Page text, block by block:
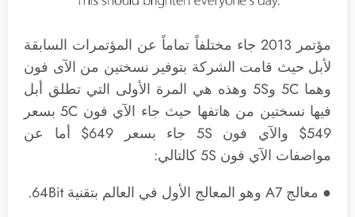
مؤتمر 2013 جاء مختلفاً تماماً عن المؤتمرات السابقة
لأبل حيث قامت الشركة بتوفير نسختين من الآى فون
وهما 5C و5S وهذه هي المرة الأولى التي تطلق أبل
فيها نسختين من هاتفها حيث جاء الآي فون 5C بسعر
549$ والآي فون 5S جاء بسعر 649$ أما عن
مواصفات الآي فون 5S كالتالي:
● معالج A7 وهو المعالج الأول في العالم بتقنية 64Bit.